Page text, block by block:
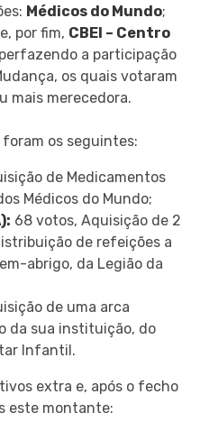
Médicos do Mundo;
e, por fim, CBEI – Centro
a participação
os quais votaram
mais merecedora.
os seguintes:
de Medicamentos
Médicos do Mundo;
68 votos, Aquisição de 2
de refeições a
abrigo, da Legião da
de uma arca
da sua instituição, do
Infantil.
extra e, após o fecho
este montante: